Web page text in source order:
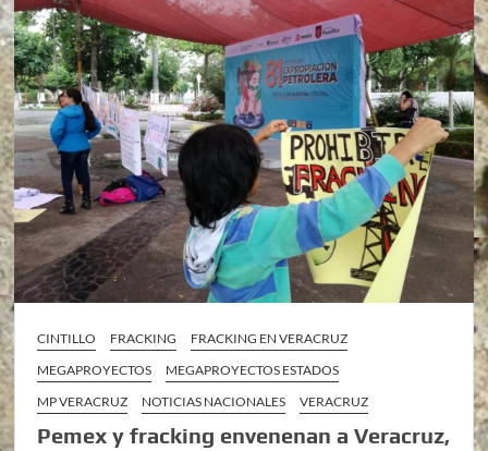
CINTILLO FRACKING
FRACKING EN VERACRUZ
MEGAPROYECTOS
MEGAPROYECTOS ESTADOS
MP VERACRUZ
NOTICIAS NACIONALES VERACRUZ
Pemex y fracking envenenan a Veracruz,